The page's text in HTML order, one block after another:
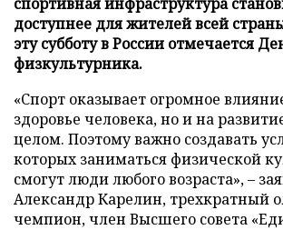
доступнее для жителей всей
эту субботу в России отмечается
физкультурника.
«Спорт оказывает огромное
здоровье человека, но и на
целом. Поэтому важно создавать
которых заниматься физической
смогут люди любого возраста», –
Александр Карелин, трехкратный
чемпион, член Высшего совета